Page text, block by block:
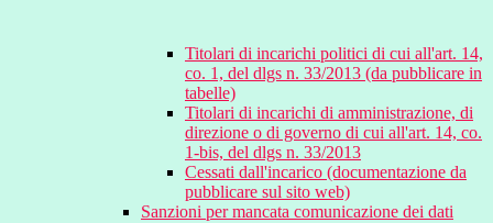
Titolari di incarichi politici di cui all'art. 14,
co. 1, del dlgs n. 33/2013 (da pubblicare in
tabelle)
Titolari di incarichi di amministrazione, di
direzione o di governo di cui all'art. 14, co.
1-bis, del dlgs n. 33/2013
Cessati dall'incarico (documentazione da
pubblicare sul sito web)
Sanzioni per mancata comunicazione dei dati